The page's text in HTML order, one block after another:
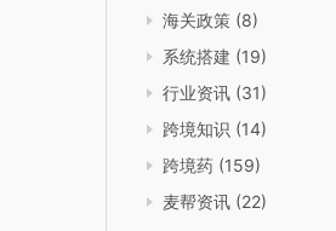
海关政策 (8)
系统搭建 (19)
行业资讯 (31)
跨境知识 (14)
跨境药 (159)
麦帮资讯 (22)